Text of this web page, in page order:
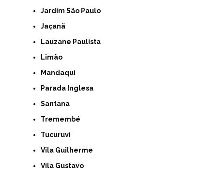
Jardim São Paulo
Jaçanã
Lauzane Paulista
Limão
Mandaqui
Parada Inglesa
Santana
Tremembé
Tucuruvi
Vila Guilherme
Vila Gustavo